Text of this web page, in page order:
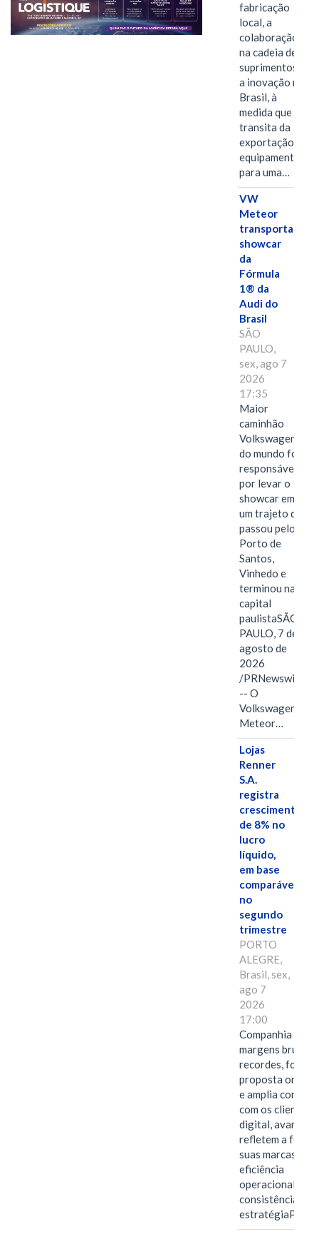
fabricação
local, a
colaboração
na cadeia de
suprimentos e
a inovação no
Brasil, à
medida que
transita da
exportação de
equipamentos
para uma…
VW
Meteor
transporta
showcar
da
Fórmula
1® da
Audi do
Brasil
SÃO
PAULO,
sex, ago 7
2026
17:35
Maior
caminhão
Volkswagen
do mundo foi
responsável
por levar o
showcar em
um trajeto que
passou pelo
Porto de
Santos,
Vinhedo e
terminou na
capital
paulistaSÃO
PAULO, 7 de
agosto de
2026
/PRNewswire/
-- O
Volkswagen
Meteor…
Lojas
Renner
S.A.
registra
crescimento
de 8% no
lucro
líquido,
em base
comparável,
no
segundo
trimestre
PORTO
ALEGRE,
Brasil, sex,
ago 7
2026
17:00
Companhia
margens brutas
recordes,
proposta
e amplia
com os clientes
digital, avanços
refletem a força
suas marcas, a
eficiência
operacional e a
consistência de